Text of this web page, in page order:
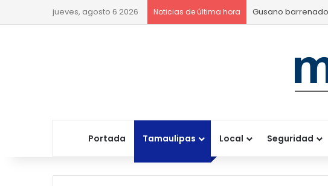
jueves, agosto 6 2026 Noticias de última hora Gusano
Portada Tamaulipas Local Seguridad